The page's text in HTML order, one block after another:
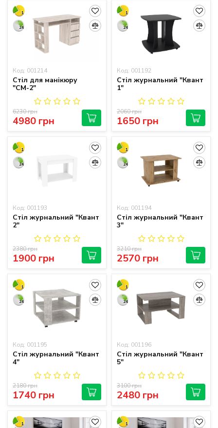
1
24
Код: 001214
Стіл для манікюру
"СМ-2"
4980 грн
6230 грн
1
24
Код: 001192
Стіл журнальний "Квант
1"
1650 грн
2060 грн
1
24
Код: 001193
Стіл журнальний "Квант
2"
1900 грн
2380 грн
1
24
Код: 001194
Стіл журнальний "Квант
3"
2570 грн
3210 грн
1
24
Код: 001195
Стіл журнальний "Квант
4"
1740 грн
2180 грн
1
24
Код: 001196
Стіл журнальний "Квант
5"
2480 грн
3100 грн
1 1